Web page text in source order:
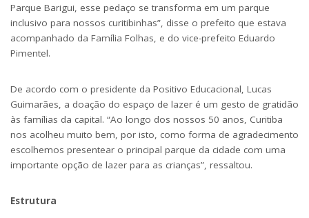
Parque Barigui, esse pedaço se transforma em um parque
inclusivo para nossos curitibinhas”, disse o prefeito que estava
acompanhado da Família Folhas, e do vice-prefeito Eduardo
Pimentel.
De acordo com o presidente da Positivo Educacional, Lucas
Guimarães, a doação do espaço de lazer é um gesto de gratidão
às famílias da capital. “Ao longo dos nossos 50 anos, Curitiba
nos acolheu muito bem, por isto, como forma de agradecimento
escolhemos presentear o principal parque da cidade com uma
importante opção de lazer para as crianças”, ressaltou.
Estrutura